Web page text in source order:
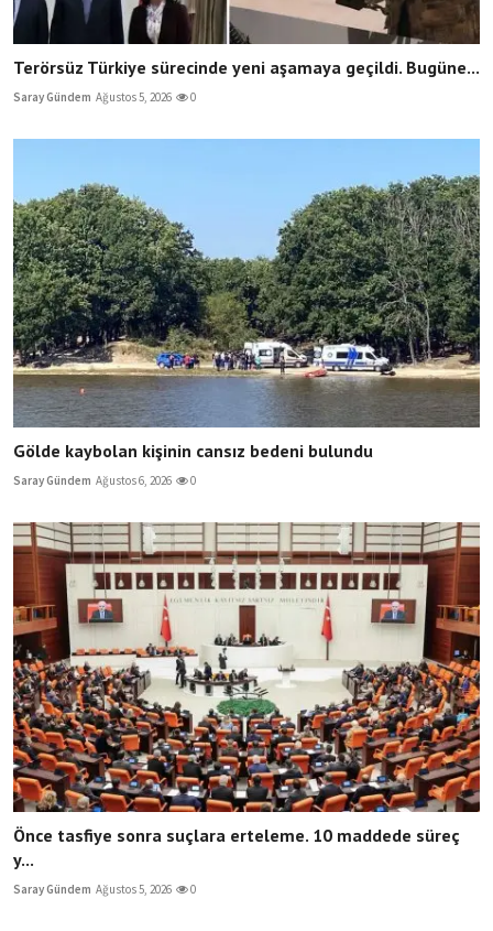
Terörsüz Türkiye sürecinde yeni aşamaya geçildi. Bugüne...
Saray Gündem Ağustos 5, 2026 0
Gölde kaybolan kişinin cansız bedeni bulundu
Saray Gündem Ağustos 6, 2026 0
Önce tasfiye sonra suçlara erteleme. 10 maddede süreç
y...
Saray Gündem Ağustos 5, 2026 0